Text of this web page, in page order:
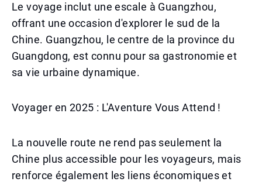
Le voyage inclut une escale à Guangzhou,
offrant une occasion d'explorer le sud de la
Chine. Guangzhou, le centre de la province du
Guangdong, est connu pour sa gastronomie et
sa vie urbaine dynamique.
Voyager en 2025 : L'Aventure Vous Attend !
La nouvelle route ne rend pas seulement la
Chine plus accessible pour les voyageurs, mais
renforce également les liens économiques et